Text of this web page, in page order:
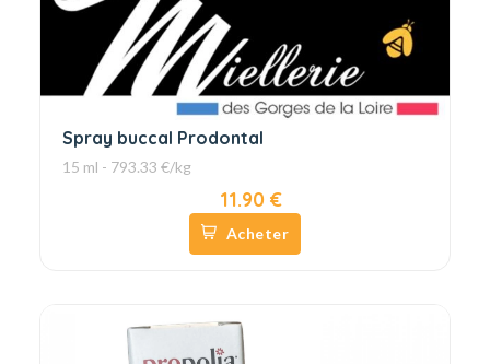
Spray buccal Prodontal
15 ml - 793.33 €/kg
11.90 €
Acheter